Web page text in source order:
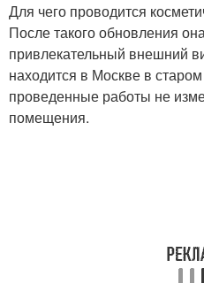
Для чего проводится
После такого обновления
привлекательный внешний
находится в Москве в
проведенные работы не
помещения.